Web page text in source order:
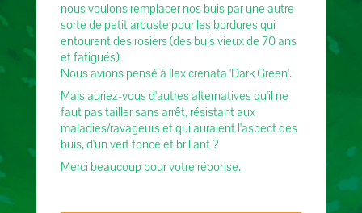
nous voulons remplacer nos buis par une autre
sorte de petit arbuste pour les bordures qui
entourent des rosiers (des buis vieux de 70 ans
et fatigués).
Nous avions pensé à Ilex crenata 'Dark Green'.
Mais auriez-vous d'autres alternatives qu'il ne
faut pas tailler sans arrêt, résistant aux
maladies/ravageurs et qui auraient l'aspect des
buis, d'un vert foncé et brillant ?
Merci beaucoup pour votre réponse.